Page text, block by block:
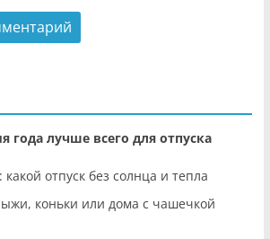
года лучше всего для отпуска
отпуск без солнца и тепла
коньки или дома с чашечкой